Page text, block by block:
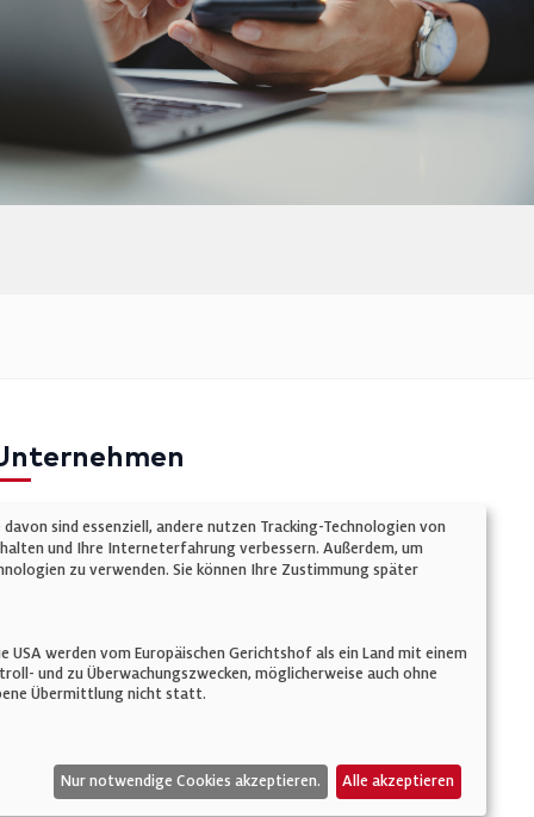
Einstellungen
sind essenziell, andere nutzen Tracking-Technologien von
und Ihre Interneterfahrung verbessern. Außerdem, um
zu verwenden. Sie können Ihre Zustimmung später
USA werden vom Europäischen Gerichtshof als ein Land mit einem
und zu Überwachungszwecken, möglicherweise auch ohne
Übermittlung nicht statt.
Nur notwendige Cookies akzeptieren. Alle akzeptieren